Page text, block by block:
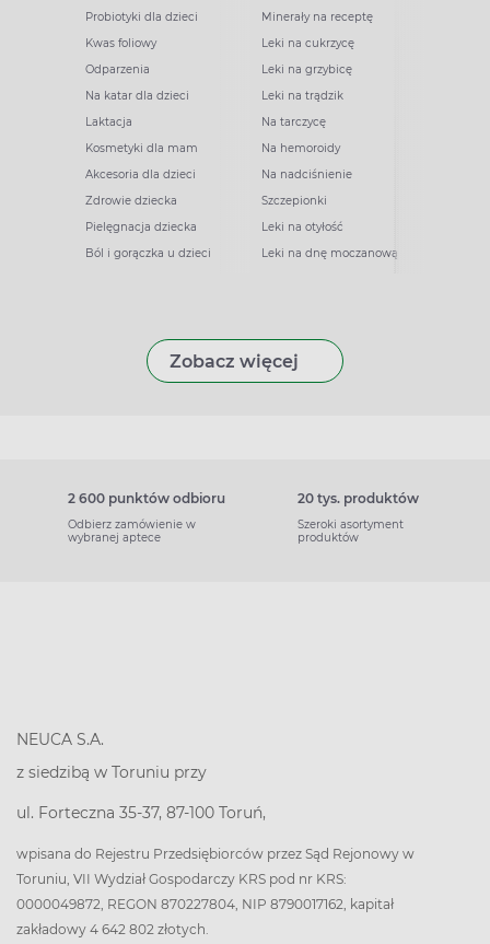
Probiotyki dla dzieci
Kwas foliowy
Odparzenia
Na katar dla dzieci
Laktacja
Kosmetyki dla mam
Akcesoria dla dzieci
Zdrowie dziecka
Pielęgnacja dziecka
Ból i gorączka u dzieci
Minerały na receptę
Leki na cukrzycę
Leki na grzybicę
Leki na trądzik
Na tarczycę
Na hemoroidy
Na nadciśnienie
Szczepionki
Leki na otyłość
Leki na dnę moczanową
Zobacz więcej
2 600 punktów odbioru
Odbierz zamówienie w
wybranej aptece
20 tys. produktów
Szeroki asortyment
produktów
NEUCA S.A.
z siedzibą w Toruniu przy
ul. Forteczna 35-37, 87-100 Toruń,
wpisana do Rejestru Przedsiębiorców przez Sąd Rejonowy w
Toruniu, VII Wydział Gospodarczy KRS pod nr KRS:
0000049872, REGON 870227804, NIP 8790017162, kapitał
zakładowy 4 642 802 złotych.